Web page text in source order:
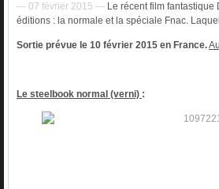
— 07 février 2015 — Le récent film
éditions : la normale et la spéciale Fnac.
Sortie prévue le 10 février 2015 en France.
Le steelbook normal (verni) :